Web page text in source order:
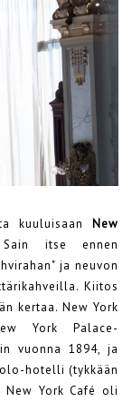
kuuluisaan New
Sain itse ennen
ja neuvon
Kiitos
kertaa. New York
York Palace-
vuonna 1894, ja
hotelli (tykkään
New York Café oli